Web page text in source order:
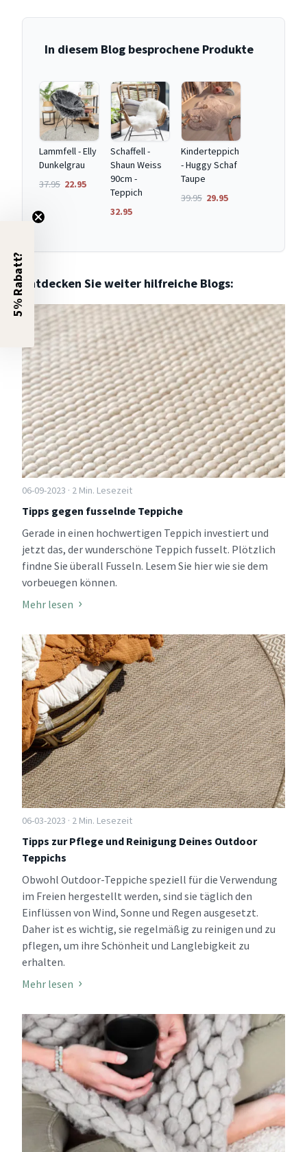
In diesem Blog besprochene Produkte
Lammfell - Elly
Dunkelgrau
37.95 22.95
Schaffell -
Shaun Weiss
90cm -
Teppich
32.95
Kinderteppich
- Huggy Schaf
Taupe
39.95 29.95
Entdecken Sie weiter hilfreiche Blogs:
06-09-2023 · 2 Min. Lesezeit
Tipps gegen fusselnde Teppiche
Gerade in einen hochwertigen Teppich investiert und
jetzt das, der wunderschöne Teppich fusselt. Plötzlich
findne Sie überall Fusseln. Lesem Sie hier wie sie dem
vorbeuegen können.
Mehr lesen
06-03-2023 · 2 Min. Lesezeit
Tipps zur Pflege und Reinigung Deines Outdoor
Teppichs
Obwohl Outdoor-Teppiche speziell für die Verwendung
im Freien hergestellt werden, sind sie täglich den
Einflüssen von Wind, Sonne und Regen ausgesetzt.
Daher ist es wichtig, sie regelmäßig zu reinigen und zu
pflegen, um ihre Schönheit und Langlebigkeit zu
erhalten.
Mehr lesen
5% Rabatt?